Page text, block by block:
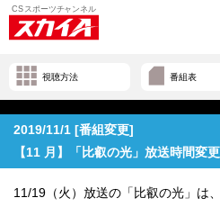
視聴方法 番組表
2019/11/1 [番組変更]
【11 月】「比叡の光」放送時間変
11/19（火）放送の「比叡の光」は